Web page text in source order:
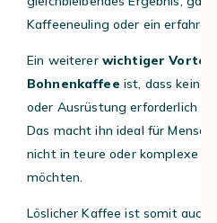
Kaffeeneuling oder ein
Ein weitererwichtiger Vorteil
Bohnenkaffee ist, dass keine
oder Ausrüstung erforderlich
Das macht ihn ideal für
nicht in teure oder komplexe
möchten.
Löslicher Kaffee ist somit auch